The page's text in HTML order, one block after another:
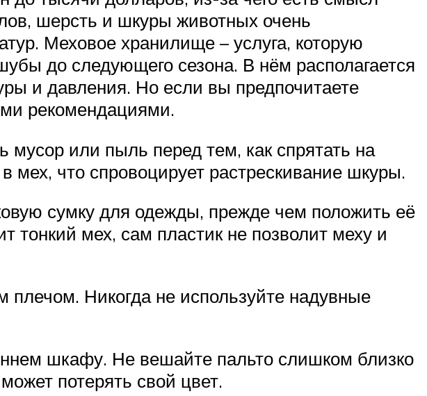
шерсть и шкуры животных очень
Меховое хранилище – услуга, которую
до следующего сезона. В нём располагается
и давления. Но если вы предпочитаете
рекомендациями.
мусор или пыль перед тем, как спрятать на
мех, что спровоцирует растрескивание шкуры.
сумку для одежды, прежде чем положить её
тонкий мех, сам пластик не позволит меху и
Никогда не используйте надувные
шкафу. Не вешайте пальто слишком близко
потерять свой цвет.